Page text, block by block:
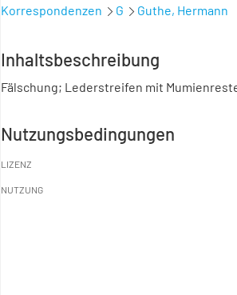
Korrespondenzen G Guthe, Hermann
Inhaltsbeschreibung
Fälschung; Lederstreifen mit
Nutzungsbedingungen
LIZENZ
NUTZUNG